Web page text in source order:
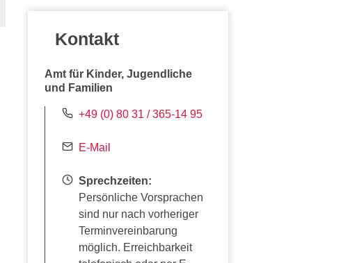
Kontakt
Amt für Kinder, Jugendliche
und Familien
+49 (0) 80 31 / 365-14 95
E-Mail
Sprechzeiten:
Persönliche Vorsprachen
sind nur nach vorheriger
Terminvereinbarung
möglich. Erreichbarkeit